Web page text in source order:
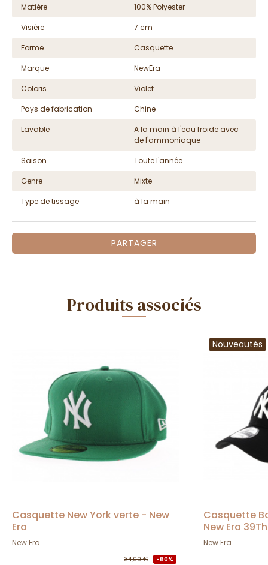
Matière
100% Polyester
Visière
7 cm
Forme
Casquette
Marque
NewEra
Coloris
Violet
Pays de fabrication
Chine
Lavable
A la main à l'eau froide avec
de l'ammoniaque
Saison
Toute l'année
Genre
Mixte
Type de tissage
à la main
PARTAGER
Produits associés
Casquette New York verte - New
Era
New Era
34,00 € -60%
Nouveautés
Casquette
New Era
New Era